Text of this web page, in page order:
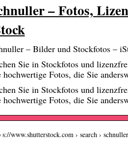
– Fotos,
– Bilder und Stockfotos –
Sie in Stockfotos und
hochwertige Fotos, die Sie
Sie in Stockfotos und
hochwertige Fotos, die Sie
s://www.shutterstock.com › search › schnuller